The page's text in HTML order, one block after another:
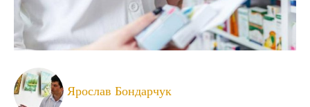
Ярослав Бондарчук